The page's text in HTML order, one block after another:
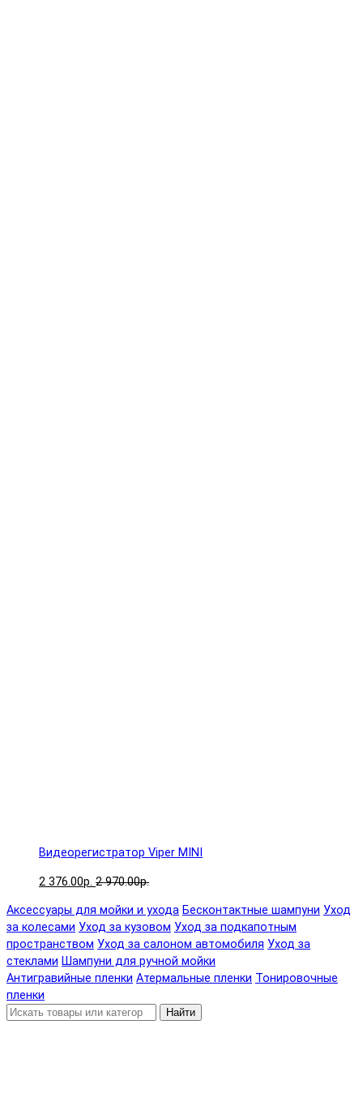
Видеорегистратор Viper MINI
2 376.00р. 2 970.00р.
Аксессуары для мойки и ухода Бесконтактные шампуни Уход
за колесами Уход за кузовом Уход за подкапотным
пространством Уход за салоном автомобиля Уход за
стеклами Шампуни для ручной мойки
Антигравийные пленки Атермальные пленки Тонировочные
пленки
Найти